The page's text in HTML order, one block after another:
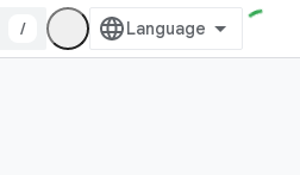
/